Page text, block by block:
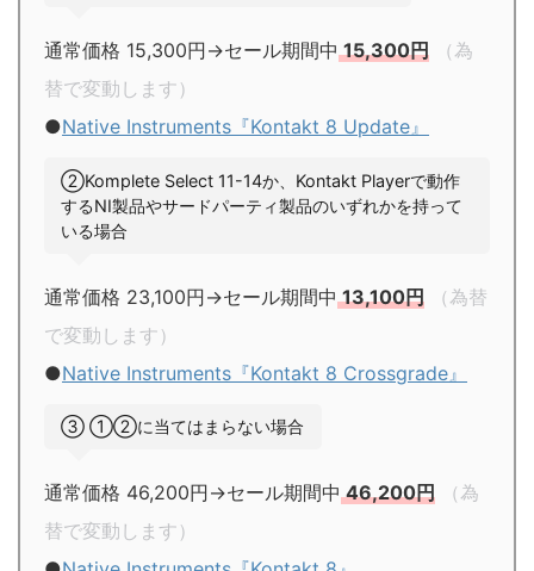
通常価格 15,300円→セール期間中15,300円
（為
替で変動します）
●Native Instruments『Kontakt 8 Update』
②Komplete Select 11-14か、Kontakt Playerで動作
するNI製品やサードパーティ製品のいずれかを持って
いる場合
通常価格 23,100円→セール期間中13,100円
（為替
で変動します）
●Native Instruments『Kontakt 8 Crossgrade』
③ ①②に当てはまらない場合
通常価格 46,200円→セール期間中46,200円
（為
替で変動します）